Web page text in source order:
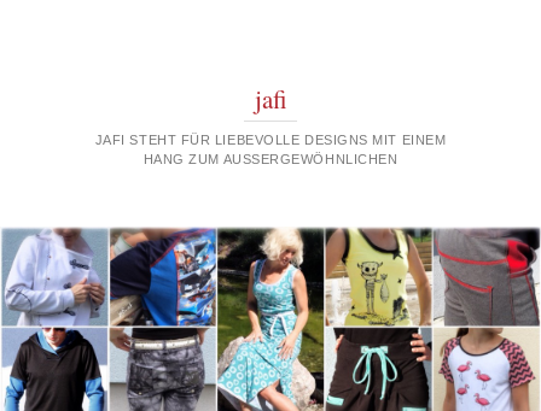
jafi
JAFI STEHT FÜR LIEBEVOLLE DESIGNS MIT EINEM
HANG ZUM AUSSERGEWÖHNLICHEN